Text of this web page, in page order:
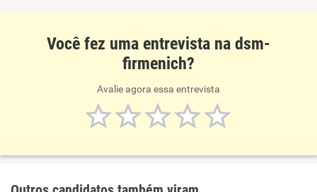
Você fez uma entrevista na dsm-
firmenich?
Avalie agora essa entrevista